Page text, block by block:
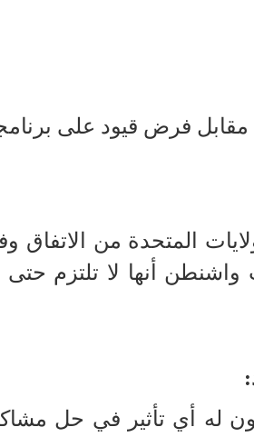
مقابل فرض قيود على
المتحدة من الاتفاق
أنها لا تلتزم حتى
له أي تأثير في حل